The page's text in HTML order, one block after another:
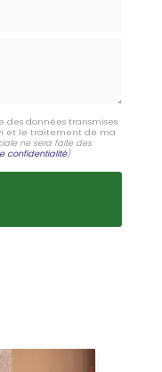
des données transmises
et le traitement de ma
ne sera faite des
confidentialité)